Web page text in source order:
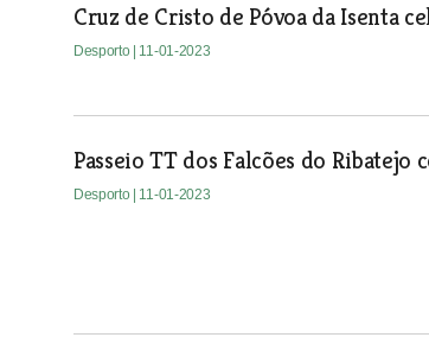
Cruz de Cristo de Póvoa da Isenta
Desporto | 11-01-2023
Passeio TT dos Falcões do Ribatejo
Desporto | 11-01-2023